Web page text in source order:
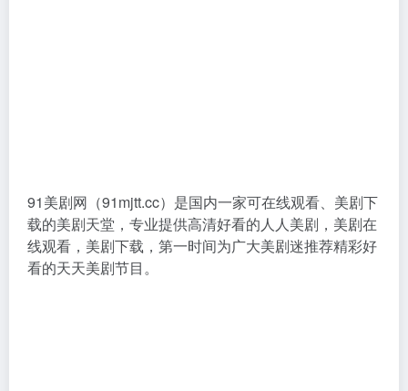
91美剧网（91mjtt.cc）是国内一家可在线观看、美剧下
载的美剧天堂，专业提供高清好看的人人美剧，美剧在
线观看，美剧下载，第一时间为广大美剧迷推荐精彩好
看的天天美剧节目。